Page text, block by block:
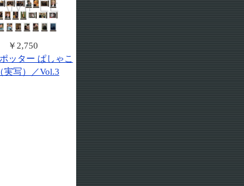
￥2,750
ッター ぱしゃこ
実写）／Vol.3